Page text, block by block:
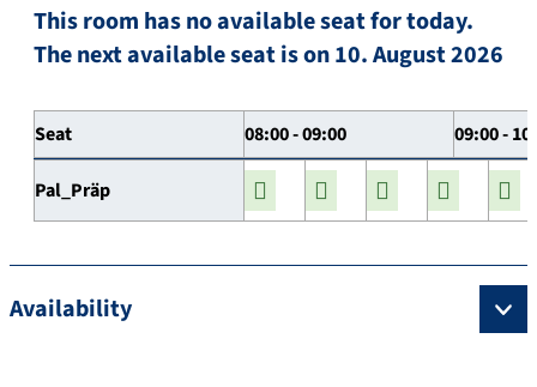
This room has no available seat for today.
The next available seat is on 10. August 2026
Seat 08:00 - 09:00 09:00 -
Pal_Präp
Availability